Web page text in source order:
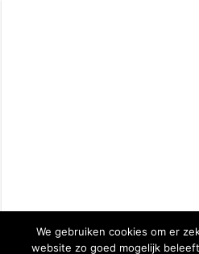
We gebruiken cookies om er
website zo goed mogelijk